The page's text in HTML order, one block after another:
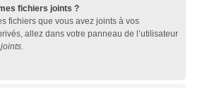
fichiers joints ?
fichiers que vous avez joints à vos
allez dans votre panneau de l’utilisateur
.